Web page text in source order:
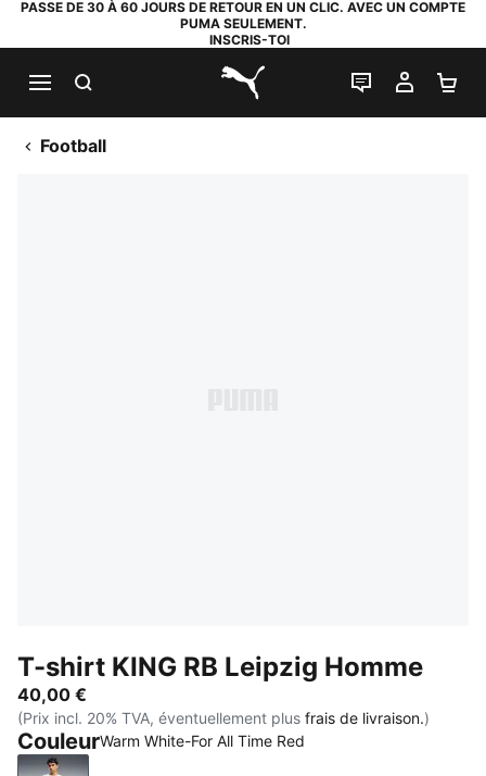
PASSE DE 30 À 60 JOURS DE RETOUR EN UN CLIC. AVEC UN COMPTE
PUMA SEULEMENT.
INSCRIS-TOI
PUMA.com
LIVE CHAT
MON
Football
T-shirt KING RB Leipzig Homme
40,00 €
(Prix incl. 20% TVA, éventuellement plus frais de livraison.)
CouleurWarm White-For All Time Red